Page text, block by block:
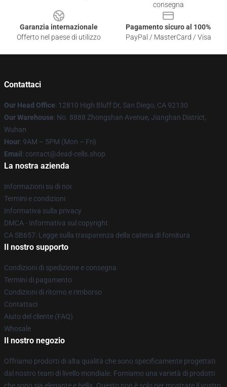
consegna
Garanzia internazionale
Offerto nel paese di utilizzo
Pagamento sicuro al 100%
PayPal / MasterCard / Visa
Contattaci
Our Head Office: 12810 High Bluff Dr, San Diego, CA 92130
Our Warehouse: No. 8888 Zhongshan Avenue, Jianghan District,
Wuhan
Hour: 9AM – 5PM (Mon – Fri)
Email : contact@dead-cells.shop
La nostra azienda
Informazioni su di noi
Termini e condizioni
Informativa sulla privacy
DMCA - Informativa sul copyright
CA SB657: Legge sulla trasparenza della catena di fornitura
Il nostro supporto
Condizioni di spedizione e consegna
Termini di pagamento
Condizioni di ritorno e rimborso
Contattaci
Aiuto del cliente (FAQ)
Whosale
Il nostro negozio
Offriamo prodotti di alta qualità che sono specificamente progettati
dal nostro team di livello mondiale. Forniamo una varietà di prodotti